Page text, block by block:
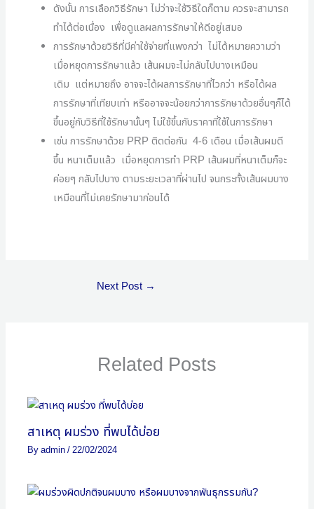
ดังนั้น การเลือกวิธีรักษา ไม่ว่าจะใช้วิธีใดก็ตาม ควรจะสามารถ
ทำได้ต่อเนื่อง เพื่อดูแลผลการรักษาให้ดีอยู่เสมอ
การรักษาด้วยวิธีที่มีค่าใช้จ่ายที่แพงกว่า ไม่ได้หมายความว่า
เมื่อหยุดการรักษาแล้ว เส้นผมจะไม่กลับไปบางเหมือน
เดิม แต่หมายถึง อาจจะได้ผลการรักษาที่ไวกว่า หรือได้ผล
การรักษาที่เทียบเท่า หรืออาจจะน้อยกว่าการรักษาด้วยอื่นๆก็ได้
ขึ้นอยู่กับวิธีที่ใช้รักษานั้นๆ ไม่ใช้ขึ้นกับราคาที่ใช้ในการรักษา
เช่น การรักษาด้วย PRPติดต่อกัน 4-6 เดือน เมื่อเส้นผมดี
ขึ้น หนาเต็มแล้ว เมื่อหยุดการทำ PRP เส้นผมที่หนาเต็มก็จะ
ค่อยๆ กลับไปบาง ตามระยะเวลาที่ผ่านไป จนกระทั้งเส้นผมบาง
เหมือนที่ไม่เคยรักษามาก่อนได้
Next Post →
Related Posts
สาเหตุ ผมร่วง ที่พบได้บ่อย
Byadmin/22/02/2024